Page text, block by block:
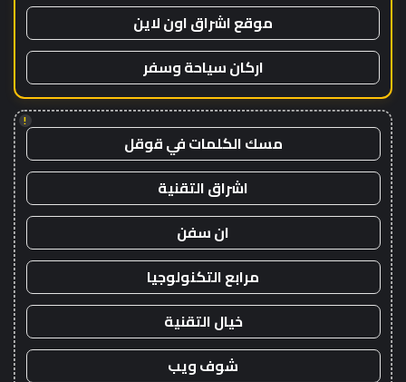
موقع اشراق اون لاين
اركان سياحة وسفر
!
مسك الكلمات في قوقل
اشراق التقنية
ان سفن
مرابع التكنولوجيا
خيال التقنية
شوف ويب